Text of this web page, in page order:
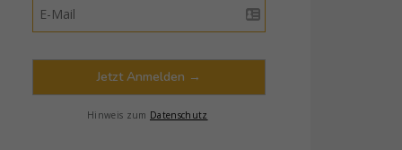
Jetzt Anmelden →
Hinweis zum Datenschutz